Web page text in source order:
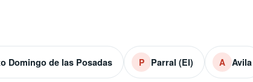
Domingo de las Posadas P Parral (El) A Avila